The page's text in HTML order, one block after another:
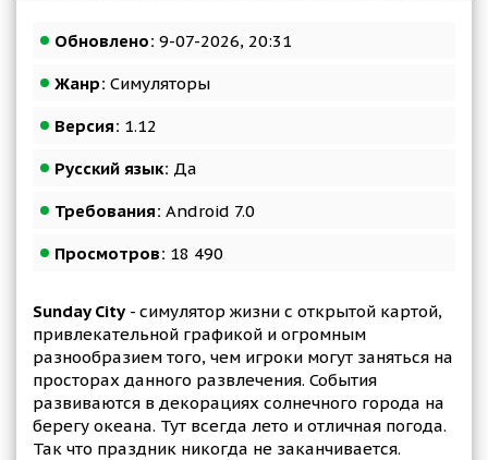
Обновлено: 9-07-2026, 20:31
Жанр: Симуляторы
Версия: 1.12
Русский язык: Да
Требования: Android 7.0
Просмотров: 18 490
Sunday City - симулятор жизни с открытой картой,
привлекательной графикой и огромным
разнообразием того, чем игроки могут заняться на
просторах данного развлечения. События
развиваются в декорациях солнечного города на
берегу океана. Тут всегда лето и отличная погода.
Так что праздник никогда не заканчивается.